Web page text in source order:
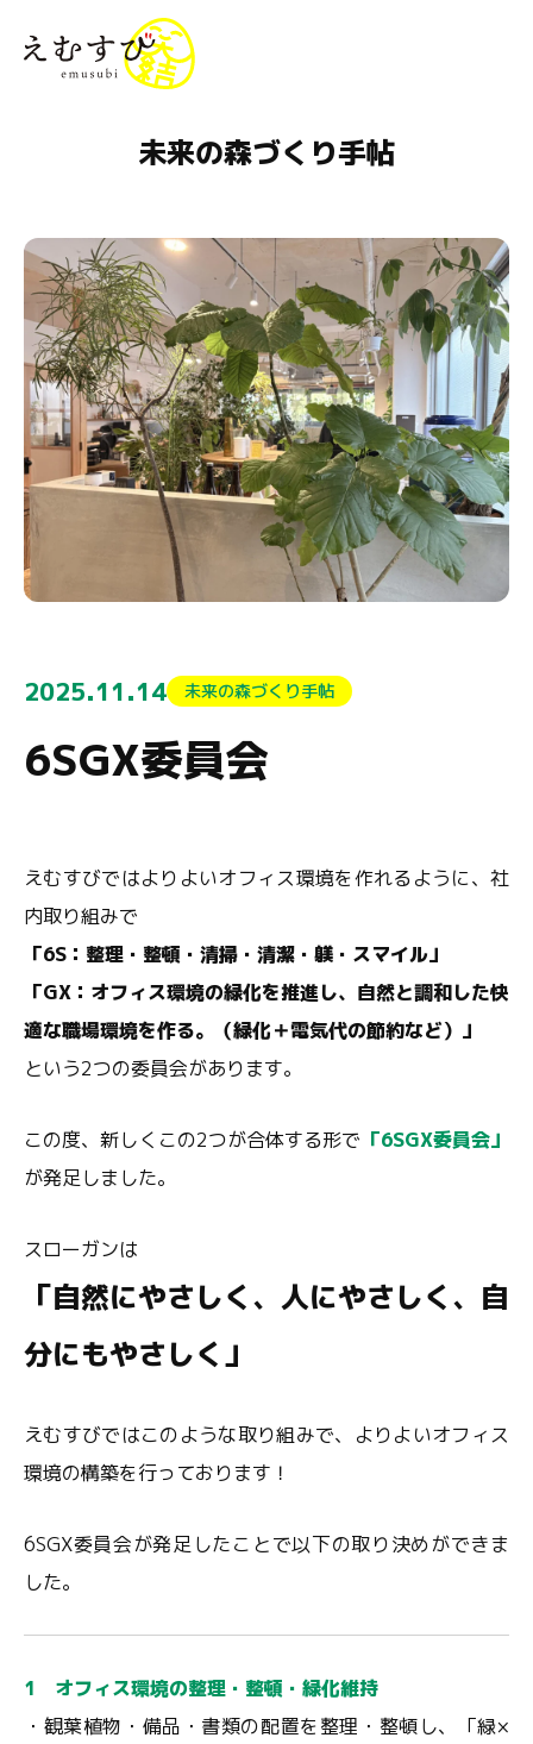
未来の森づくり手帖
2025.11.14 未来の森づくり手帖
6SGX委員会
えむすびではよりよいオフィス環境を作れるように、社
内取り組みで
「6S：整理・整頓・清掃・清潔・躾・スマイル」
「GX：オフィス環境の緑化を推進し、自然と調和した快
適な職場環境を作る。（緑化＋電気代の節約など）」
という2つの委員会があります。
この度、新しくこの2つが合体する形で 「6SGX委員会」
が発足しました。
スローガンは
「自然にやさしく、人にやさしく、自
分にもやさしく」
えむすびではこのような取り組みで、よりよいオフィス
環境の構築を行っております！
6SGX委員会が発足したことで以下の取り決めができま
した。
1 オフィス環境の整理・整頓・緑化維持
・観葉植物・備品・書類の配置を整理・整頓し、「緑×